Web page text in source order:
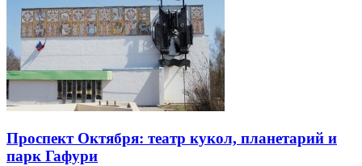
Проспект Октября: театр кукол, планетарий и
парк Гафури